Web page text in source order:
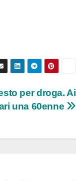
per droga. Ai
una 60enne